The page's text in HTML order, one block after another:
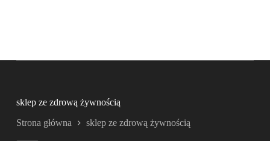
sklep ze zdrową żywnością
Strona główna sklep ze zdrową żywnością